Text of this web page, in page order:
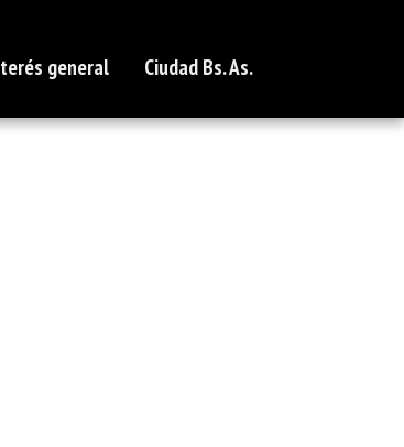
general Ciudad Bs. As.